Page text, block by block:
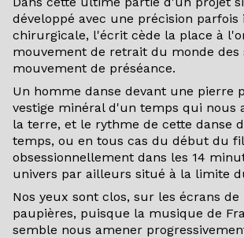
développé avec une précision parfois
chirurgicale, l'écrit cède la place à
mouvement de retrait du monde des
mouvement de préséance.
Un homme danse devant une pierre
vestige minéral d'un temps qui nous
la terre, et le rythme de cette danse
temps, ou en tous cas du début du
obsessionnellement dans les 14
univers par ailleurs situé à la limite
Nos yeux sont clos, sur les écrans de
paupières, puisque la musique de
semble nous amener